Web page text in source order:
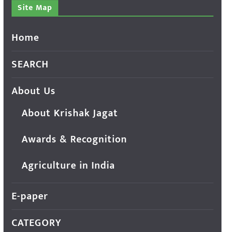
Site Map
Home
SEARCH
About Us
About Krishak Jagat
Awards & Recognition
Agriculture in India
E-paper
CATEGORY